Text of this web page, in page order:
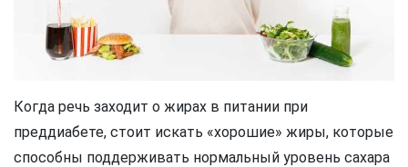
Когда речь заходит о жирах в питании при
преддиабете, стоит искать «хорошие» жиры, которые
способны поддерживать нормальный уровень сахара